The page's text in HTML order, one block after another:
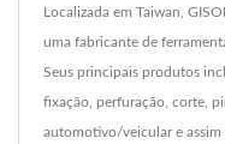
Localizada em Taiwan,
uma fabricante de
Seus principais produtos
fixação, perfuração, corte,
automotivo/veicular e assim